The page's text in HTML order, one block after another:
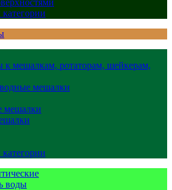
к мешалкам, ротаторам, шейкерам,
мешалки
мешалки
воды